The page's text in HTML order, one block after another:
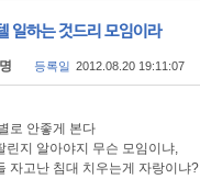
일하는 것드리 모임이라
등록일 2012.08.20 19:11:07
로 안좋게 본다
린지 알아야지 무슨 모임이냐,
자고난 침대 치우는게 자랑이냐?